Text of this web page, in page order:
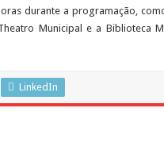
durante a programação,
Municipal e a Biblioteca
LinkedIn